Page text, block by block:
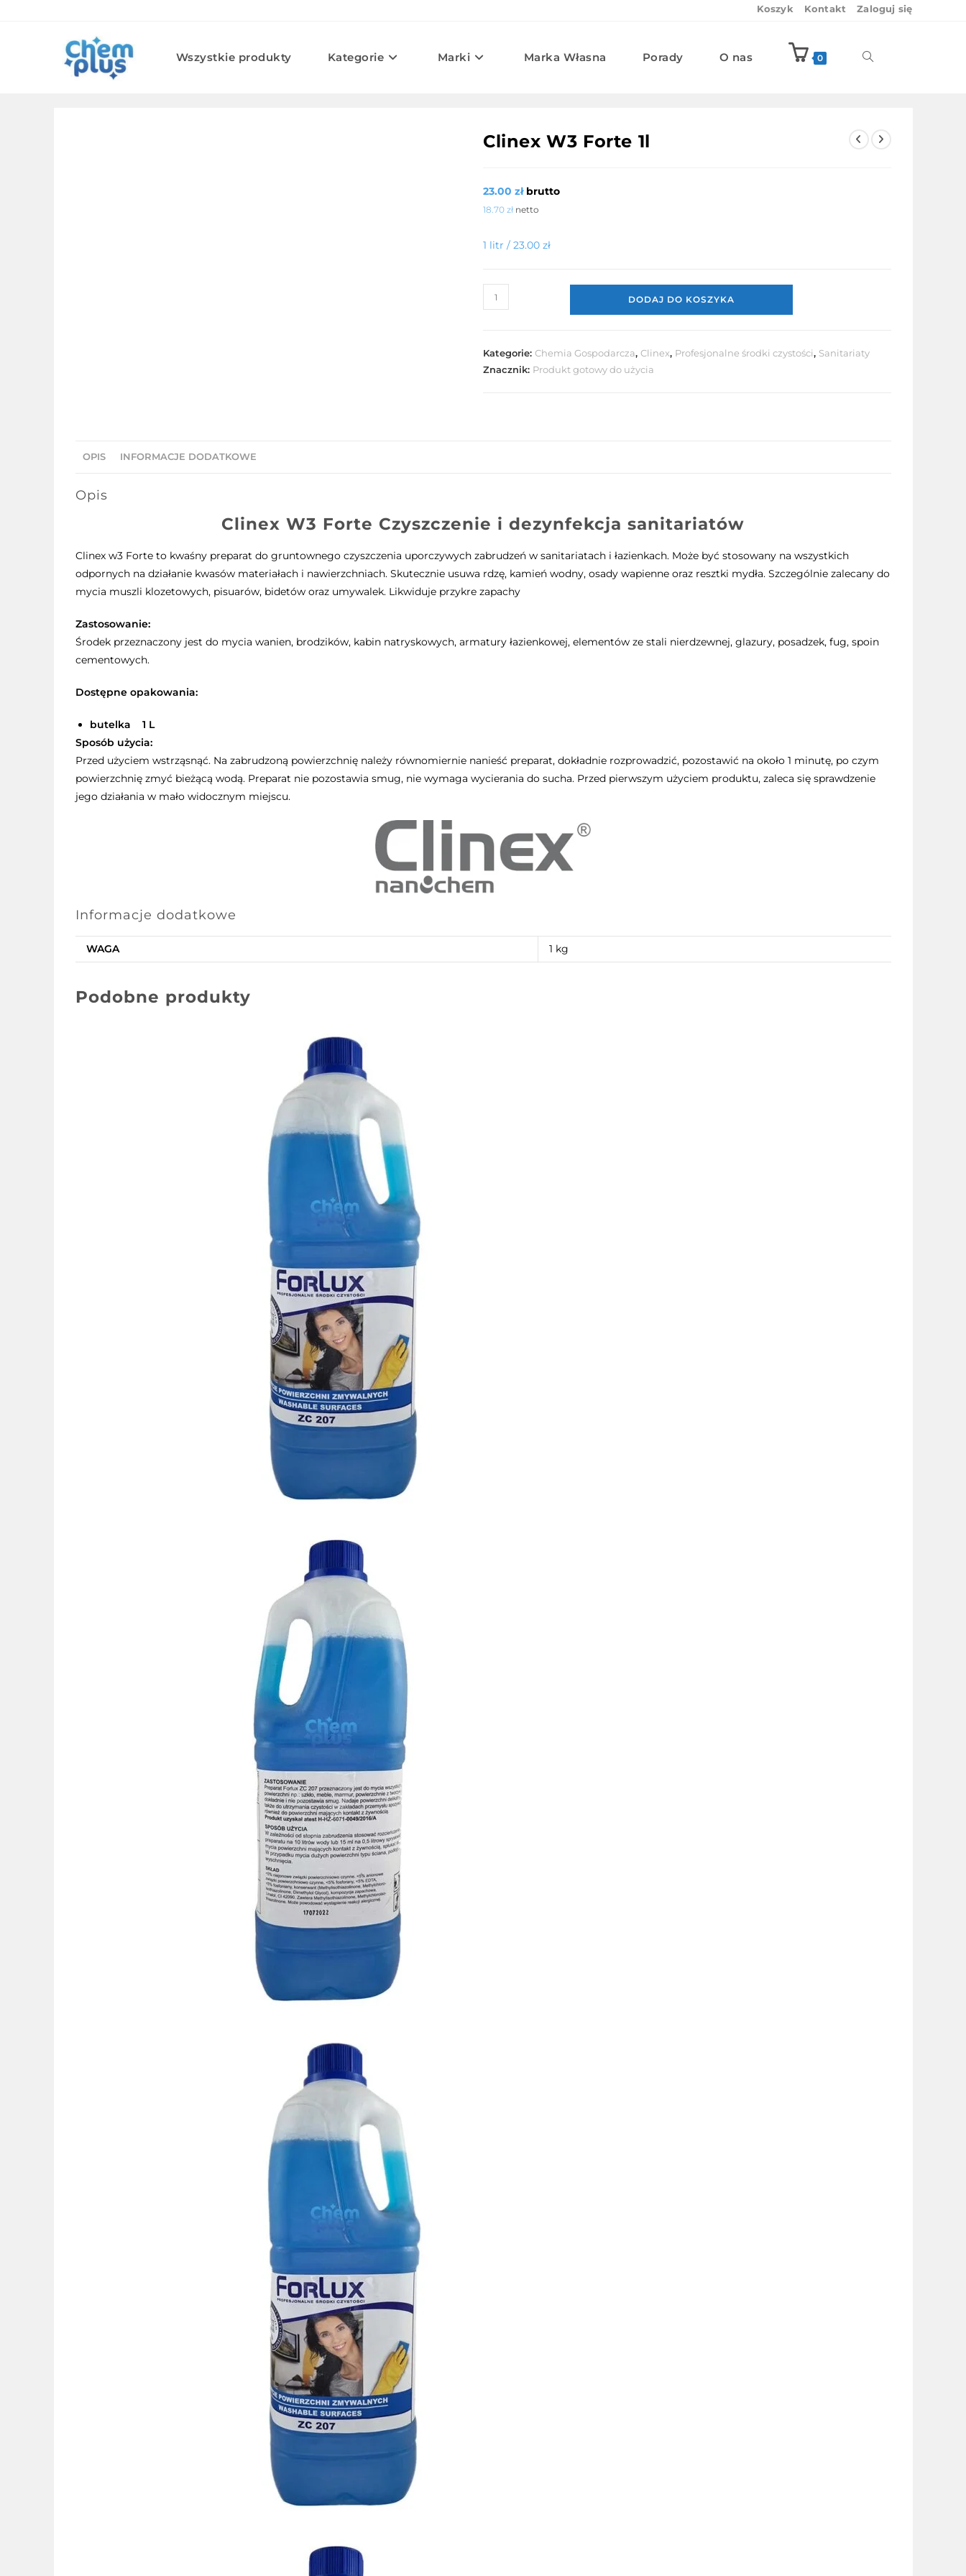
Koszyk Kontakt Zaloguj się
Wszystkie produkty Kategorie Marki Marka Własna Porady O nas 0 Toggle
Clinex W3 Forte 1l
23.00 złbrutto
18.70 zł netto
1 litr / 23.00 zł
ilość
Clinex
1l
DODAJ DO KOSZYKA
Kategorie: Chemia Gospodarcza, Clinex, Profesjonalne środki czystości, Sanitariaty
Znacznik: Produkt gotowy do użycia
OPIS INFORMACJE DODATKOWE
Opis
Clinex W3 Forte Czyszczenie i dezynfekcja sanitariatów
Clinex w3 Forte to kwaśny preparat do gruntownego czyszczenia uporczywych zabrudzeń w sanitariatach i łazienkach. Może być stosowany na wszystkich
odpornych na działanie kwasów materiałach i nawierzchniach. Skutecznie usuwa rdzę, kamień wodny, osady wapienne oraz resztki mydła. Szczególnie zalecany do
mycia muszli klozetowych, pisuarów, bidetów oraz umywalek. Likwiduje przykre zapachy
Zastosowanie:
Środek przeznaczony jest do mycia wanien, brodzików, kabin natryskowych, armatury łazienkowej, elementów ze stali nierdzewnej, glazury, posadzek, fug, spoin
cementowych.
Dostępne opakowania:
butelka 1 L
Sposób użycia:
Przed użyciem wstrząsnąć. Na zabrudzoną powierzchnię należy równomiernie nanieść preparat, dokładnie rozprowadzić, pozostawić na około 1 minutę, po czym
powierzchnię zmyć bieżącą wodą. Preparat nie pozostawia smug, nie wymaga wycierania do sucha. Przed pierwszym użyciem produktu, zaleca się sprawdzenie
jego działania w mało widocznym miejscu.
Informacje dodatkowe
WAGA 1 kg
Podobne produkty